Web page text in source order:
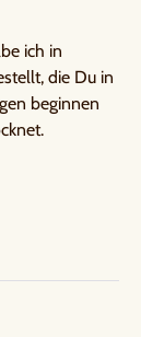
ich in
die Du in
beginnen